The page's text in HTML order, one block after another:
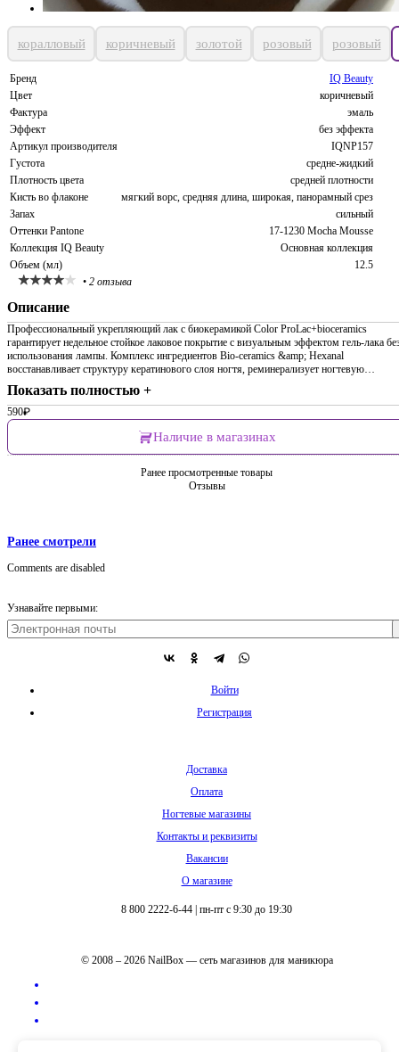
коралловый коричневый золотой розовый розовый
Бренд
IQ Beauty
Цвет
коричневый
Фактура
эмаль
Эффект
без эффекта
Артикул производителя
IQNP157
Густота
средне-жидкий
Плотность цвета
средней плотности
Кисть во флаконе
мягкий ворс, средняя длина, широкая, панорамный срез
Запах
сильный
Оттенки Pantone
17-1230 Mocha Mousse
Коллекция IQ Beauty
Основная коллекция
Объем (мл)
12.5
• 2 отзыва
Описание
Профессиональный укрепляющий лак с биокерамикой Сolor ProLac+bioceramics
гарантирует недельное стойкое лаковое покрытие с визуальным эффектом гель-лака
использования лампы. Комплекс ингредиентов Bio-ceramics &amp; Hexanal
восстанавливает структуру кератинового слоя ногтя, реминерализует ногтевую…
Показать полностью +
590₽
Наличие в магазинах
Ранее просмотренные товары
Отзывы
Ранее смотрели
Comments are disabled
Узнавайте первыми:
Войти
Регистрация
Доставка
Оплата
Ногтевые магазины
Контакты и реквизиты
Вакансии
О магазине
8 800 2222-6-44 пн-пт с 9:30 до 19:30
© 2008 – 2026 NailBox — сеть магазинов для маникюра